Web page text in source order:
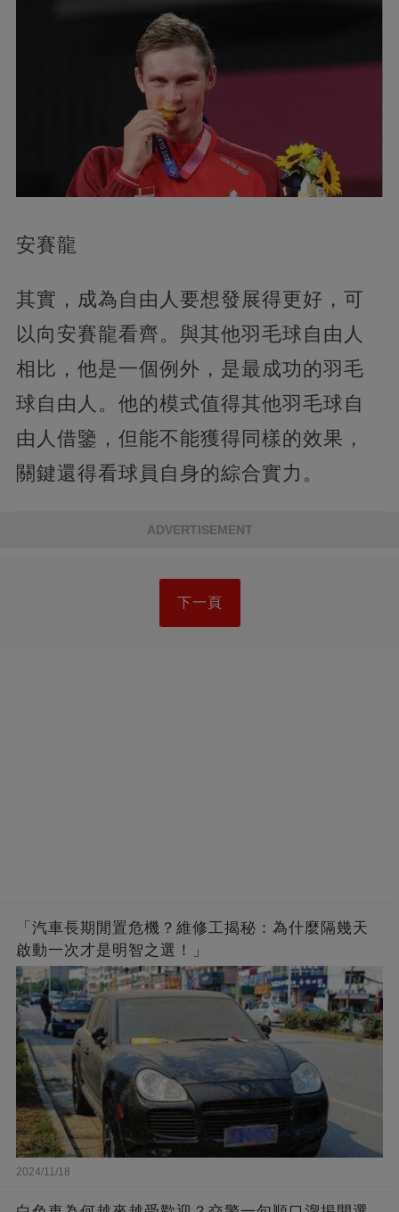
安賽龍
其實，成為自由人要想發展得更好，可
以向安賽龍看齊。與其他羽毛球自由人
相比，他是一個例外，是最成功的羽毛
球自由人。他的模式值得其他羽毛球自
由人借鑒，但能不能獲得同樣的效果，
關鍵還得看球員自身的綜合實力。
ADVERTISEMENT
下一頁
「汽車長期閒置危機？維修工揭秘：為什麼隔幾天
啟動一次才是明智之選！」
2024/11/18